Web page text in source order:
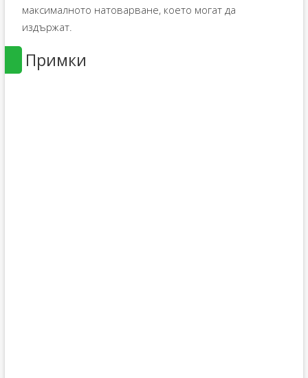
максималното натоварване, което могат да
издържат.
Примки